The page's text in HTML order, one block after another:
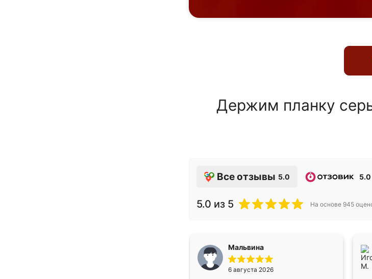
Держим планку
Все отзывы 5.0 5.0
5.0 из 5 На основе 945
Мальвина
6 августа 2026